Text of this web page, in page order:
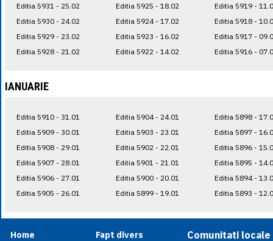
Editia 5931 - 25.02
Editia 5930 - 24.02
Editia 5929 - 23.02
Editia 5928 - 21.02
Editia 5925 - 18.02
Editia 5924 - 17.02
Editia 5923 - 16.02
Editia 5922 - 14.02
Editia 5919 -
Editia 5918 -
Editia 5917 -
Editia 5916 -
IANUARIE
Editia 5910 - 31.01
Editia 5909 - 30.01
Editia 5908 - 29.01
Editia 5907 - 28.01
Editia 5906 - 27.01
Editia 5905 - 26.01
Editia 5904 - 24.01
Editia 5903 - 23.01
Editia 5902 - 22.01
Editia 5901 - 21.01
Editia 5900 - 20.01
Editia 5899 - 19.01
Editia 5898 -
Editia 5897 -
Editia 5896 -
Editia 5895 -
Editia 5894 -
Editia 5893 -
Home
Fapt divers
Comunitati locale